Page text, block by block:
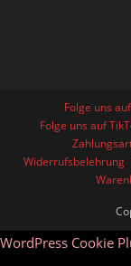
Folge uns
Folge uns auf
Widerrufsbelehrung
WordPress Cookie